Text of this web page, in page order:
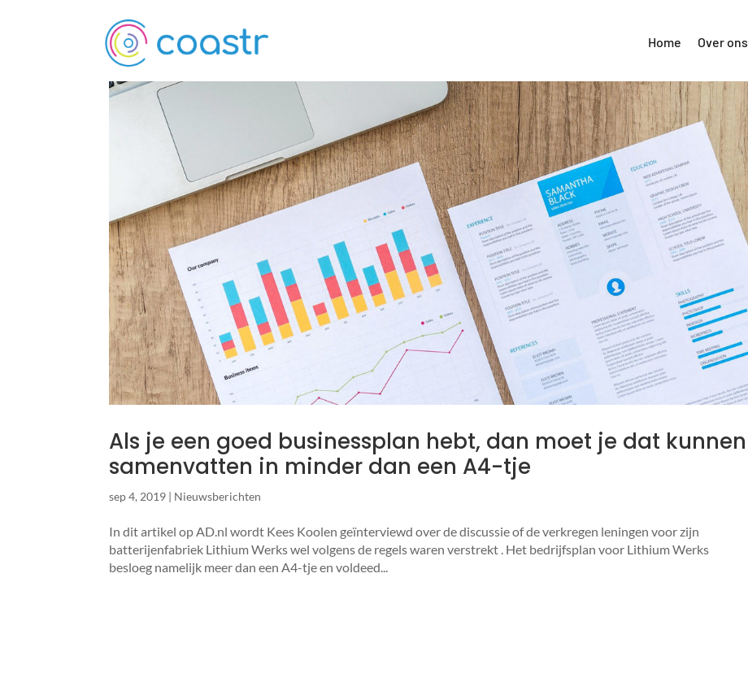
Home Over ons
Als je een goed business­plan hebt, dan moet je dat kunnen
samenvat­ten in minder dan een A4-tje
sep 4, 2019 | Nieuwsberichten
In dit artikel op AD.nl wordt Kees Koolen geïnterviewd over de discussie of de verkregen leningen voor zijn
batterijenfabriek Lithium Werks wel volgens de regels waren verstrekt . Het bedrijfsplan voor Lithium Werks
besloeg namelijk meer dan een A4-tje en voldeed...